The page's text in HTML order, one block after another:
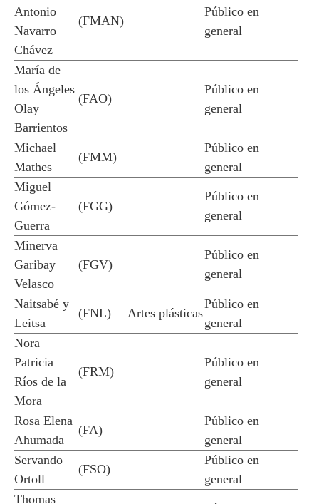
Antonio
Navarro
Chávez
(FMAN)
Público en
general
María de
los Ángeles
Olay
Barrientos
(FAO)
Público en
general
Michael
Mathes
(FMM)
Público en
general
Miguel
Gómez-
Guerra
(FGG)
Público en
general
Minerva
Garibay
Velasco
(FGV)
Público en
general
Naitsabé y
Leitsa
(FNL) Artes plásticas
Público en
general
Nora
Patricia
Ríos de la
Mora
(FRM)
Público en
general
Rosa Elena
Ahumada
(FA)
Público en
general
Servando
Ortoll
(FSO)
Público en
general
Thomas